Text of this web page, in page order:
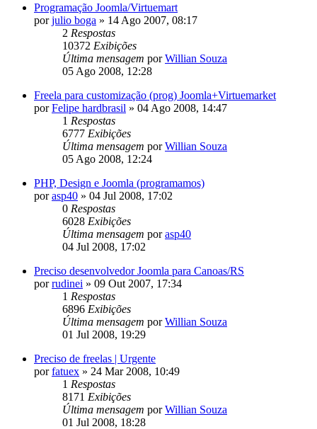
Programação Joomla/Virtuemart
porjulio boga » 14 Ago 2007, 08:17
2 Respostas
10372 Exibições
Última mensagem porWillian Souza
05 Ago 2008, 12:28
Freela para customização (prog) Joomla+Virtuemarket
porFelipe hardbrasil » 04 Ago 2008, 14:47
1 Respostas
6777 Exibições
Última mensagem porWillian Souza
05 Ago 2008, 12:24
PHP, Design e Joomla (programamos)
porasp40 » 04 Jul 2008, 17:02
0 Respostas
6028 Exibições
Última mensagem porasp40
04 Jul 2008, 17:02
Preciso desenvolvedor Joomla para Canoas/RS
porrudinei » 09 Out 2007, 17:34
1 Respostas
6896 Exibições
Última mensagem porWillian Souza
01 Jul 2008, 19:29
Preciso de freelas | Urgente
porfatuex » 24 Mar 2008, 10:49
1 Respostas
8171 Exibições
Última mensagem porWillian Souza
01 Jul 2008, 18:28